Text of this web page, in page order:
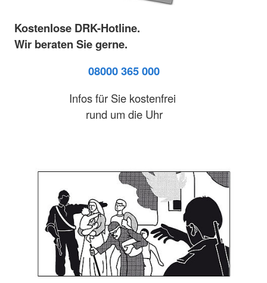
Kostenlose DRK-Hotline.
Wir beraten Sie gerne.
08000 365 000
Infos für Sie kostenfrei
rund um die Uhr